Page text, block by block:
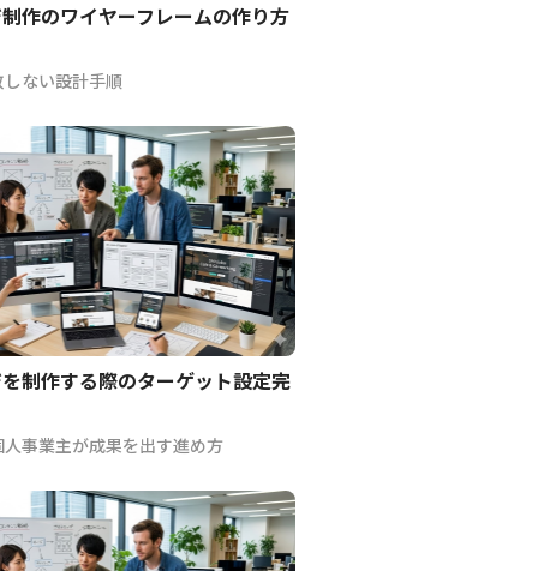
作のワイヤーフレームの作り方
ない設計手順
制作する際のターゲット設定完
事業主が成果を出す進め方